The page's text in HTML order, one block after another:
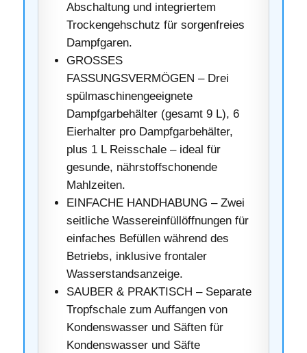
Abschaltung und integriertem
Trockengehschutz für sorgenfreies
Dampfgaren.
GROSSES
FASSUNGSVERMÖGEN – Drei
spülmaschinengeeignete
Dampfgarbehälter (gesamt 9 L), 6
Eierhalter pro Dampfgarbehälter,
plus 1 L Reisschale – ideal für
gesunde, nährstoffschonende
Mahlzeiten.
EINFACHE HANDHABUNG – Zwei
seitliche Wassereinfüllöffnungen für
einfaches Befüllen während des
Betriebs, inklusive frontaler
Wasserstandsanzeige.
SAUBER & PRAKTISCH – Separate
Tropfschale zum Auffangen von
Kondenswasser und Säften für
Kondenswasser und Säfte